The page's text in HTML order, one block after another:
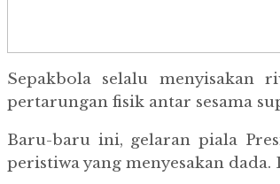
Sepakbola selalu menyisakan
pertarungan fisik antar sesama
Baru-baru ini, gelaran piala
peristiwa yang menyesakan